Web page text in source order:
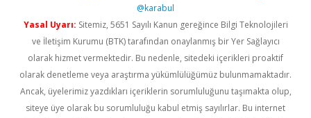
@karabul
Yasal Uyarı: Sitemiz, 5651 Sayılı Kanun gereğince Bilgi Teknolojileri
ve İletişim Kurumu (BTK) tarafından onaylanmış bir Yer Sağlayıcı
olarak hizmet vermektedir. Bu nedenle, sitedeki içerikleri proaktif
olarak denetleme veya araştırma yükümlülüğümüz bulunmamaktadır.
Ancak, üyelerimiz yazdıkları içeriklerin sorumluluğunu taşımakta olup,
siteye üye olarak bu sorumluluğu kabul etmiş sayılırlar. Bu internet